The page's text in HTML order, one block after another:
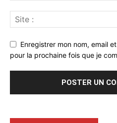
Enregistrer mon nom, email
pour la prochaine fois que je